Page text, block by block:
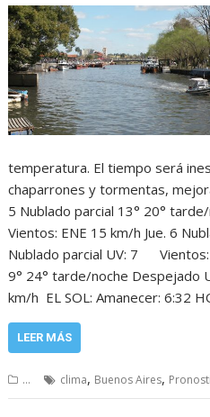
temperatura. El tiempo será
chaparrones y tormentas,
5 Nublado parcial 13° 20°
Vientos: ENE 15 km/h Jue. 6
Nublado parcial UV: 7 Vientos:
9° 24° tarde/noche
km/h EL SOL: Amanecer: 6:32
LEER MÁS
... clima, Buenos Aires,